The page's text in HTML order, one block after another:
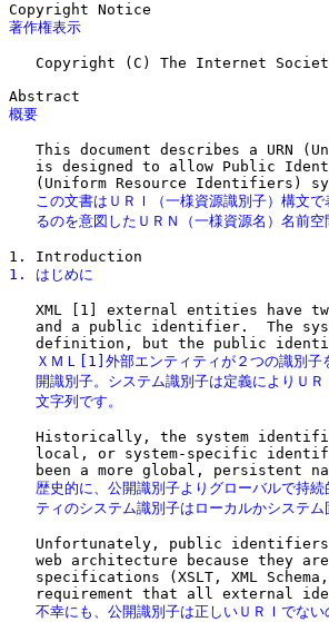
著作権表示
Copyright (C) The Internet
概要
This document describes a URN
is designed to allow Public
この文書はＵＲＩ（一様資源識別子）構文
るのを意図したＵＲＮ（一様資源名）名前空
1. はじめに
XML [1] external entities have
and a public identifier.  The
ＸＭＬ[1]外部エンティティが２つの識別子
開識別子。システム識別子は定義によりＵ
   文字列です。
Historically, the system
local, or system-specific
歴史的に、公開識別子よりグローバルで持
ティのシステム識別子はローカルかシステム
Unfortunately, public
web architecture because they
specifications (XSLT, XML
不幸にも、公開識別子は正しいＵＲＩでな